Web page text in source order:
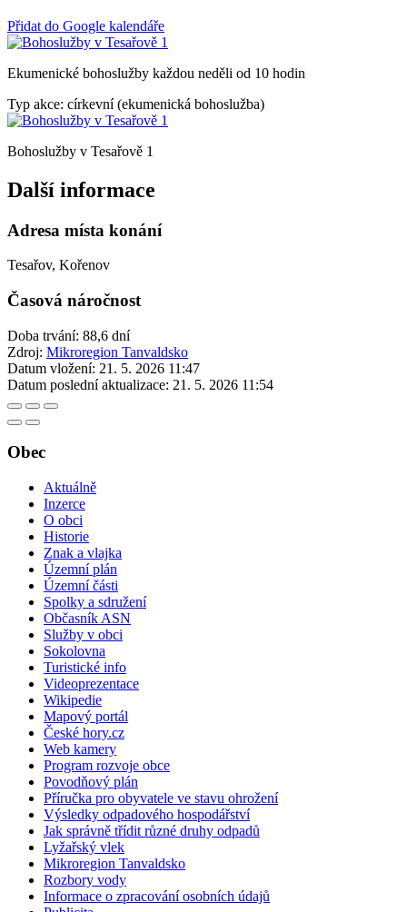
Přidat do Google kalendáře
Ekumenické bohoslužby každou neděli od 10 hodin
Typ akce: církevní (ekumenická bohoslužba)
Bohoslužby v Tesařově 1
Další informace
Adresa místa konání
Tesařov, Kořenov
Časová náročnost
Doba trvání: 88,6 dní
Zdroj: Mikroregion Tanvaldsko
Datum vložení: 21. 5. 2026 11:47
Datum poslední aktualizace: 21. 5. 2026 11:54
Obec
Aktuálně
Inzerce
O obci
Historie
Znak a vlajka
Územní plán
Územní části
Spolky a sdružení
Občasník ASN
Služby v obci
Sokolovna
Turistické info
Videoprezentace
Wikipedie
Mapový portál
České hory.cz
Web kamery
Program rozvoje obce
Povodňový plán
Příručka pro obyvatele ve stavu ohrožení
Výsledky odpadového hospodářství
Jak správně třídit různé druhy odpadů
Lyžařský vlek
Mikroregion Tanvaldsko
Rozbory vody
Informace o zpracování osobních údajů